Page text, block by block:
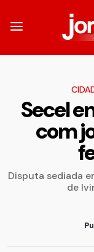
Secel
com
Disputa sediada
de